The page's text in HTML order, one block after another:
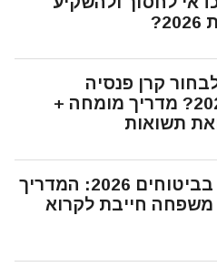
קרן פנסיה
ב-2026? מדריך מומחה +
תשואות
סדר בביטוחים 2026: המדריך
חייבת לקרוא